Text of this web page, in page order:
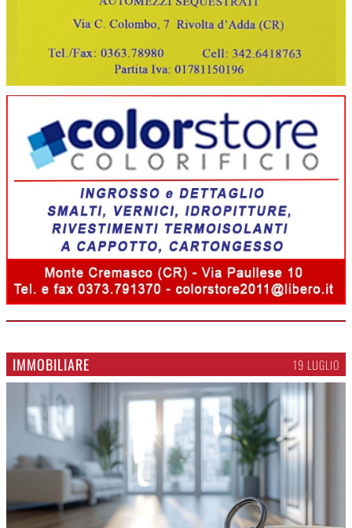
IMMOBILIARE 19 LUGLIO